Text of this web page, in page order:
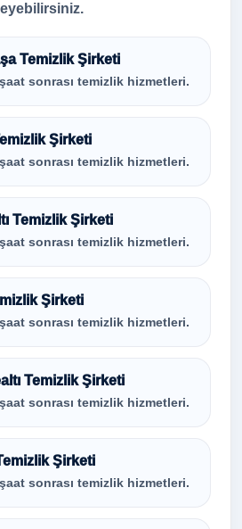
Temizlik Şirketi
sonrası temizlik hizmetleri.
Şirketi
sonrası temizlik hizmetleri.
Temizlik Şirketi
sonrası temizlik hizmetleri.
Şirketi
sonrası temizlik hizmetleri.
Temizlik Şirketi
sonrası temizlik hizmetleri.
Şirketi
sonrası temizlik hizmetleri.